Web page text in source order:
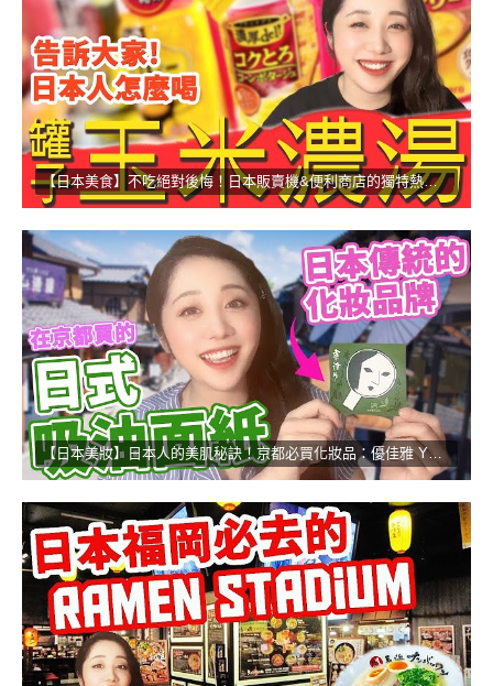
【日本美食】不吃絕對後悔！日本販賣機&便利商店的獨特熱食！
【日本美妝】日本人的美肌秘訣！京都必買化妝品：優佳雅 YOJIYA！！